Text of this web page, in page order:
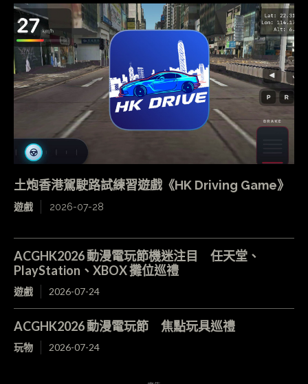
土炮香港駕駛路試練習遊戲《HK Driving Game》
遊戲 2026-07-28
ACGHK2026 動漫電玩節機迷注目 任天堂、
PlayStation、XBOX 攤位巡禮
遊戲 2026-07-24
ACGHK2026 動漫電玩節 焦點玩具巡禮
玩物 2026-07-24